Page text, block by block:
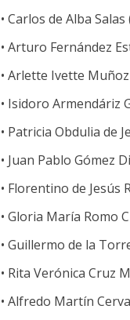
• Carlos de Alba
• Arturo Fernández
• Arlette Ivette
• Isidoro Armendáriz
• Patricia Obdulia de
• Juan Pablo Gómez
• Florentino de Jesús
• Gloria María Romo
• Guillermo de la
• Rita Verónica Cruz
• Alfredo Martín